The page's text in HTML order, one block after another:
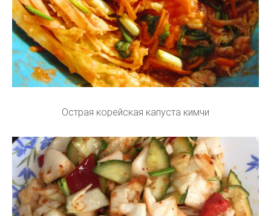
Острая корейская капуста кимчи